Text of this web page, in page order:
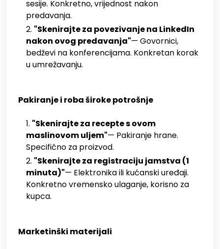
sesije. Konkretno, vrijednost nakon
predavanja.
"Skenirajte za povezivanje na LinkedIn
nakon ovog predavanja"— Govornici,
bedževi na konferencijama. Konkretan korak
u umrežavanju.
Pakiranje i roba široke potrošnje
"Skenirajte za recepte s ovom
maslinovom uljem"— Pakiranje hrane.
Specifično za proizvod.
"Skenirajte za registraciju jamstva (1
minuta)"— Elektronika ili kućanski uređaji.
Konkretno vremensko ulaganje, korisno za
kupca.
Marketinški materijali